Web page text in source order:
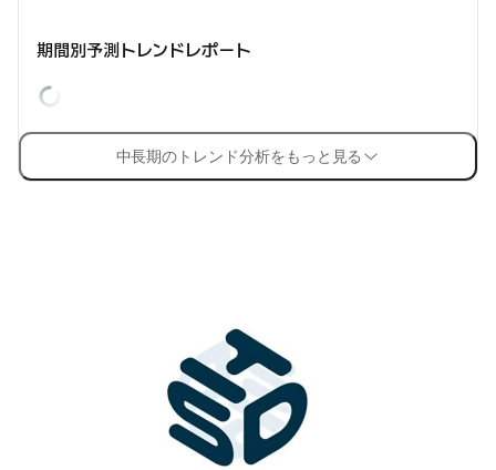
期間別予測トレンドレポート
中長期のトレンド分析をもっと見る